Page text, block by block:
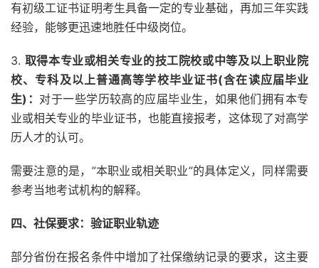
有初级工证书证明考生具备一定的专业基础，再加三年实践
经验，能够更迅速地胜任中级岗位。
3. 取得本专业或相关专业的技工院校或中等及以上职业院
校、专科及以上普通高等学校毕业证书(含在读应届毕业
生)： 对于一些学历较高的应届毕业生，如果他们拥有本专
业或相关专业的毕业证书，也能直接报考，这体现了对高学
历人才的认可。
需要注意的是，”本职业或相关职业”的具体定义，同样需要
参考当地考试机构的解释。
四、社保要求：验证职业轨迹
部分省份在报名条件中增加了社保缴纳记录的要求，这主要